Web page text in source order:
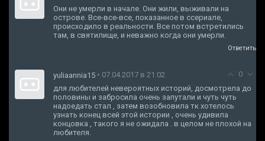
Они не умерли в начале. Они жили, выживали на
острове. Все-все-все, показанное в ссериале,
происходило в реальности. Все потом встретились
там, в святилище, и неважно когда они умерли.
Ответить
0
yuliaannia15 • 07.04.2017 в 21:02
для любителей невероятных историй, досмотрела до
половины и забросила очень запутали и чуть чуть
надоедать стал , затем возобновила тк хотелось
узнать конец всей этой истории , очень удивила
концовка , такого я не ожидала . в целом не плохой на
любителя.